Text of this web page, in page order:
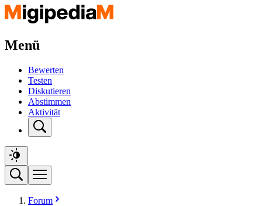
Menü
Bewerten
Testen
Diskutieren
Abstimmen
Aktivität
Forum